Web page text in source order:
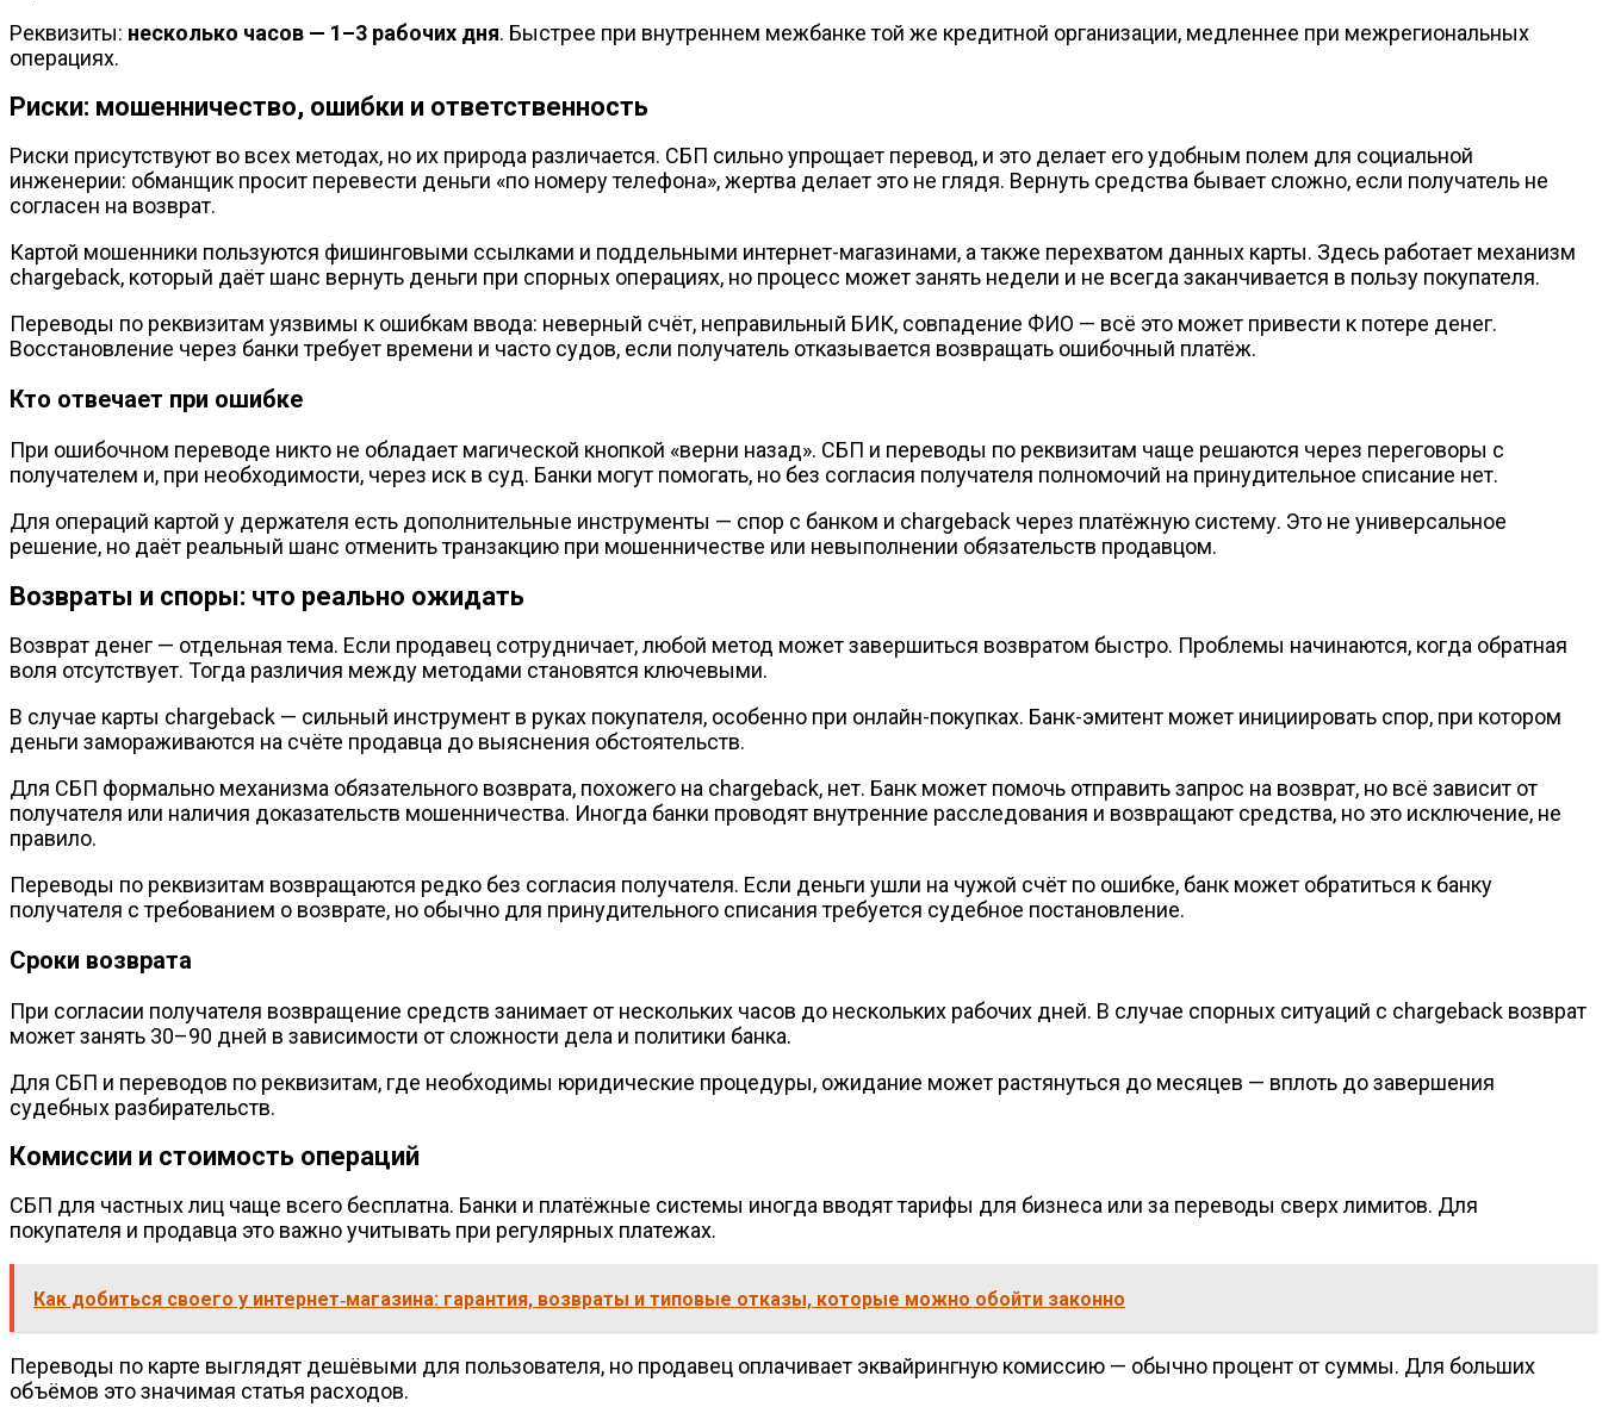
Реквизиты: несколько часов — 1–3 рабочих дня. Быстрее при внутреннем межбанке той же кредитной организации, медленнее при межрегиональных
операциях.
Риски: мошенничество, ошибки и ответственность
Риски присутствуют во всех методах, но их природа различается. СБП сильно упрощает перевод, и это делает его удобным полем для социальной
инженерии: обманщик просит перевести деньги «по номеру телефона», жертва делает это не глядя. Вернуть средства бывает сложно, если получатель не
согласен на возврат.
Картой мошенники пользуются фишинговыми ссылками и поддельными интернет-магазинами, а также перехватом данных карты. Здесь работает механизм
chargeback, который даёт шанс вернуть деньги при спорных операциях, но процесс может занять недели и не всегда заканчивается в пользу покупателя.
Переводы по реквизитам уязвимы к ошибкам ввода: неверный счёт, неправильный БИК, совпадение ФИО — всё это может привести к потере денег.
Восстановление через банки требует времени и часто судов, если получатель отказывается возвращать ошибочный платёж.
Кто отвечает при ошибке
При ошибочном переводе никто не обладает магической кнопкой «верни назад». СБП и переводы по реквизитам чаще решаются через переговоры с
получателем и, при необходимости, через иск в суд. Банки могут помогать, но без согласия получателя полномочий на принудительное списание нет.
Для операций картой у держателя есть дополнительные инструменты — спор с банком и chargeback через платёжную систему. Это не универсальное
решение, но даёт реальный шанс отменить транзакцию при мошенничестве или невыполнении обязательств продавцом.
Возвраты и споры: что реально ожидать
Возврат денег — отдельная тема. Если продавец сотрудничает, любой метод может завершиться возвратом быстро. Проблемы начинаются, когда обратная
воля отсутствует. Тогда различия между методами становятся ключевыми.
В случае карты chargeback — сильный инструмент в руках покупателя, особенно при онлайн-покупках. Банк-эмитент может инициировать спор, при котором
деньги замораживаются на счёте продавца до выяснения обстоятельств.
Для СБП формально механизма обязательного возврата, похожего на chargeback, нет. Банк может помочь отправить запрос на возврат, но всё зависит от
получателя или наличия доказательств мошенничества. Иногда банки проводят внутренние расследования и возвращают средства, но это исключение, не
правило.
Переводы по реквизитам возвращаются редко без согласия получателя. Если деньги ушли на чужой счёт по ошибке, банк может обратиться к банку
получателя с требованием о возврате, но обычно для принудительного списания требуется судебное постановление.
Сроки возврата
При согласии получателя возвращение средств занимает от нескольких часов до нескольких рабочих дней. В случае спорных ситуаций с chargeback возврат
может занять 30–90 дней в зависимости от сложности дела и политики банка.
Для СБП и переводов по реквизитам, где необходимы юридические процедуры, ожидание может растянуться до месяцев — вплоть до завершения
судебных разбирательств.
Комиссии и стоимость операций
СБП для частных лиц чаще всего бесплатна. Банки и платёжные системы иногда вводят тарифы для бизнеса или за переводы сверх лимитов. Для
покупателя и продавца это важно учитывать при регулярных платежах.
Как добиться своего у интернет‑магазина: гарантия, возвраты и типовые отказы, которые можно обойти законно
Переводы по карте выглядят дешёвыми для пользователя, но продавец оплачивает эквайрингную комиссию — обычно процент от суммы. Для больших
объёмов это значимая статья расходов.